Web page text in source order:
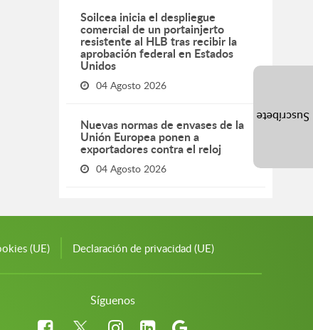
Soilcea inicia el despliegue
comercial de un portainjerto
resistente al HLB tras recibir la
aprobación federal en Estados
Unidos
04 Agosto 2026
Nuevas normas de envases de la
Unión Europea ponen a
exportadores contra el reloj
04 Agosto 2026
(UE) Declaración de privacidad (UE)
Síguenos
Suscríbete